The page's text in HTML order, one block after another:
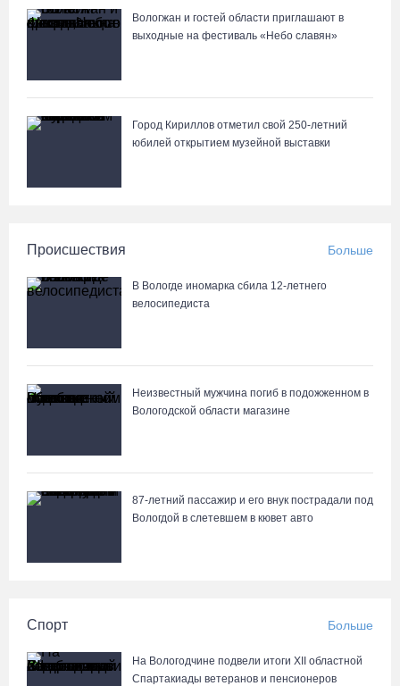
07.08.26 / 11:22
Вологжан и гостей области приглашают в
выходные на фестиваль «Небо славян»
Город Кириллов отметил свой 250-летний
юбилей открытием музейной выставки
Происшествия Больше
В Вологде иномарка сбила 12-летнего
велосипедиста
Неизвестный мужчина погиб в подожженном в
Вологодской области магазине
87-летний пассажир и его внук пострадали под
Вологдой в слетевшем в кювет авто
Спорт Больше
На Вологодчине подвели итоги XII областной
Спартакиады ветеранов и пенсионеров